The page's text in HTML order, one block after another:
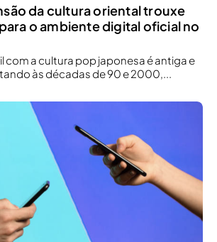
da cultura oriental trouxe
o ambiente digital oficial no
com a cultura pop japonesa é antiga e
às décadas de 90 e 2000,...